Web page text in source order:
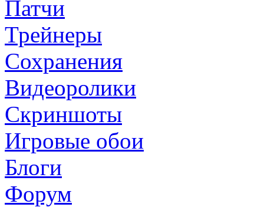
Патчи
Трейнеры
Сохранения
Видеоролики
Скриншоты
Игровые обои
Блоги
Форум